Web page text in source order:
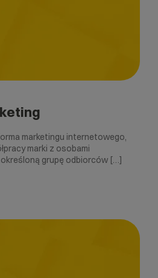
marketingu internetowego,
marki z osobami
określoną grupę odbiorców […]